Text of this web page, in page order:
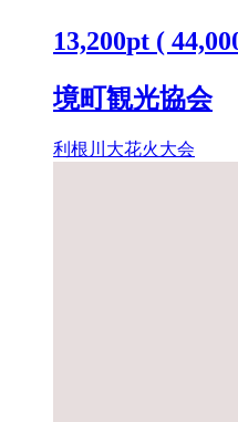
13,200pt (
境町観光協会
利根川大花火大会